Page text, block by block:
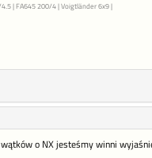
| FA645 200/4 | Voigtländer 6x9 |
o NX jesteśmy winni